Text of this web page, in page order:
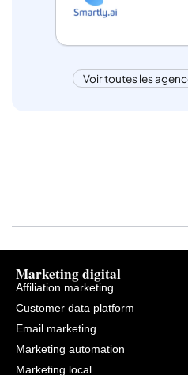
Voir toutes les
Marketing digital
Affiliation marketing
Customer data platform
Email marketing
Marketing automation
Marketing local